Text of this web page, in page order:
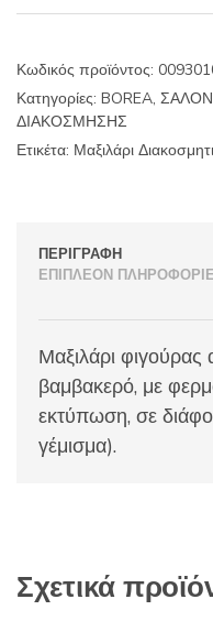
Κωδικός προϊόντος:
Κατηγορίες: BOREA,
ΔΙΑΚΟΣΜΗΣΗΣ
Ετικέτα: Μαξιλάρι
ΠΕΡΙΓΡΑΦΉ
ΕΠΙΠΛΈΟΝ
Μαξιλάρι
βαμβακερό, με
εκτύπωση, σε
γέμισμα).
Σχετικά